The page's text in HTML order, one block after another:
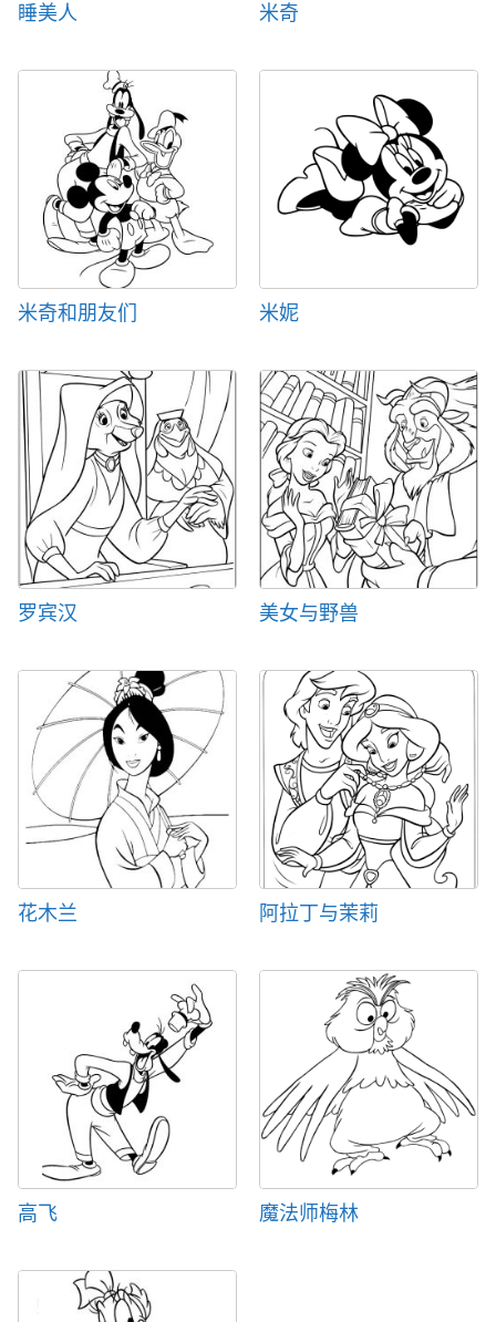
睡美人 米奇
米奇和朋友们 米妮
罗宾汉 美女与野兽
花木兰 阿拉丁与茉莉
高飞 魔法师梅林